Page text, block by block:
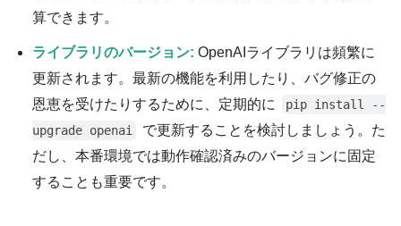
算できます。
ライブラリのバージョン: OpenAIライブラリは頻繁に
更新されます。最新の機能を利用したり、バグ修正の
恩恵を受けたりするために、定期的に
pip install --
upgrade openai
で更新することを検討しましょう。た
だし、本番環境では動作確認済みのバージョンに固定
することも重要です。